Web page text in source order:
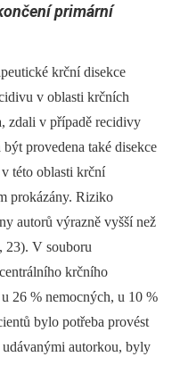
primární
krční disekce
v oblasti krčních
zdali v případě recidivy
provedena také disekce
této oblasti krční
prokázány. Riziko
autorů výrazně vyšší než
23). V souboru
krčního
26 % nemocných, u 10 %
bylo potřeba provést
autorkou, byly